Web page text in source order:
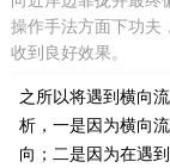
操作手法方面下功夫
收到良好效果。
之所以将遇到横向
析，一是因为横向
向；二是因为在遇